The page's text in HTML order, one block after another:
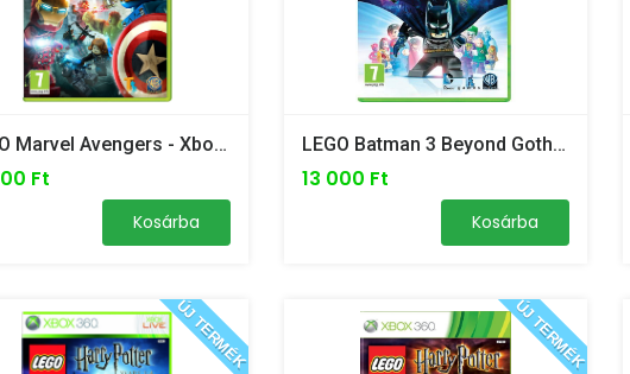
LEGO Marvel Avengers - Xbox 360 /ÚJ/
Ft
Kosárba
LEGO Batman 3 Beyond Gotham - Xbox 360 /ÚJ/
13 000 Ft
Kosárba
ÚJ TERMÉK ÚJ TERMÉK